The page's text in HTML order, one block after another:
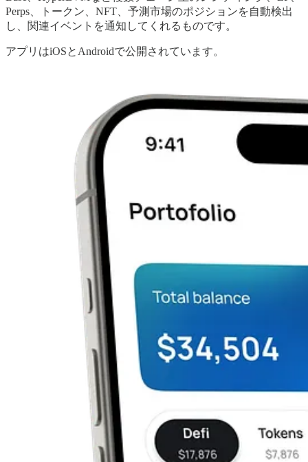
Perps、トークン、NFT、予測市場のポジションを自動検出
し、関連イベントを通知してくれるものです。
アプリはiOSとAndroidで公開されています。